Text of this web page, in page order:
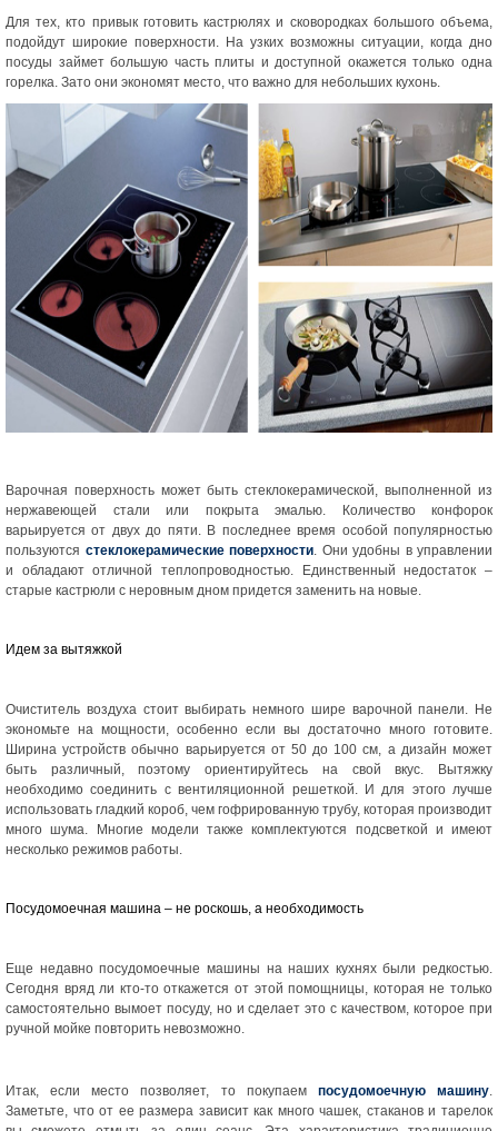
Для тех, кто привык готовить кастрюлях и сковородках большого объема,
подойдут широкие поверхности. На узких возможны ситуации, когда дно
посуды займет большую часть плиты и доступной окажется только одна
горелка. Зато они экономят место, что важно для небольших кухонь.
Варочная поверхность может быть стеклокерамической, выполненной из
нержавеющей стали или покрыта эмалью. Количество конфорок
варьируется от двух до пяти. В последнее время особой популярностью
пользуются стеклокерамические поверхности. Они удобны в управлении
и обладают отличной теплопроводностью. Единственный недостаток –
старые кастрюли с неровным дном придется заменить на новые.
Идем за вытяжкой
Очиститель воздуха стоит выбирать немного шире варочной панели. Не
экономьте на мощности, особенно если вы достаточно много готовите.
Ширина устройств обычно варьируется от 50 до 100 см, а дизайн может
быть различный, поэтому ориентируйтесь на свой вкус. Вытяжку
необходимо соединить с вентиляционной решеткой. И для этого лучше
использовать гладкий короб, чем гофрированную трубу, которая производит
много шума. Многие модели также комплектуются подсветкой и имеют
несколько режимов работы.
Посудомоечная машина – не роскошь, а необходимость
Еще недавно посудомоечные машины на наших кухнях были редкостью.
Сегодня вряд ли кто-то откажется от этой помощницы, которая не только
самостоятельно вымоет посуду, но и сделает это с качеством, которое при
ручной мойке повторить невозможно.
Итак, если место позволяет, то покупаем посудомоечную машину.
Заметьте, что от ее размера зависит как много чашек, стаканов и тарелок